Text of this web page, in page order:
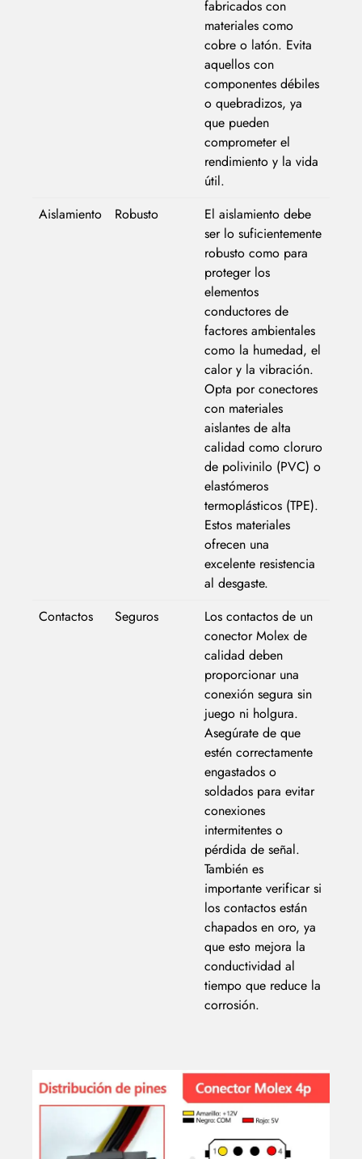
fabricados con
materiales como
cobre o latón. Evita
aquellos con
componentes débiles
o quebradizos, ya
que pueden
comprometer el
rendimiento y la vida
útil.
Aislamiento
Robusto
El aislamiento debe
ser lo suficientemente
robusto como para
proteger los
elementos
conductores de
factores ambientales
como la humedad, el
calor y la vibración.
Opta por conectores
con materiales
aislantes de alta
calidad como cloruro
de polivinilo (PVC) o
elastómeros
termoplásticos (TPE).
Estos materiales
ofrecen una
excelente resistencia
al desgaste.
Contactos
Seguros
Los contactos de un
conector Molex de
calidad deben
proporcionar una
conexión segura sin
juego ni holgura.
Asegúrate de que
estén correctamente
engastados o
soldados para evitar
conexiones
intermitentes o
pérdida de señal.
También es
importante verificar si
los contactos están
chapados en oro, ya
que esto mejora la
conductividad al
tiempo que reduce la
corrosión.